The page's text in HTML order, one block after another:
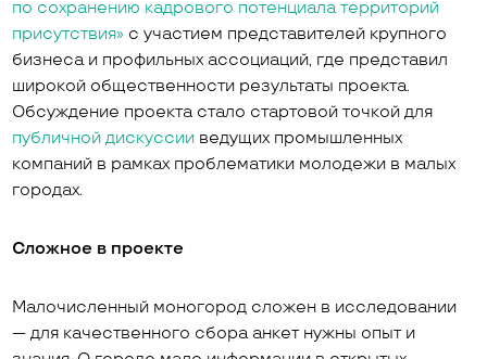
по сохранению кадрового потенциала территорий
присутствия» с участием представителей крупного
бизнеса и профильных ассоциаций, где представил
широкой общественности результаты проекта.
Обсуждение проекта стало стартовой точкой для
публичной дискуссии ведущих промышленных
компаний в рамках проблематики молодежи в малых
городах.
Сложное в проекте
Малочисленный моногород сложен в исследовании
— для качественного сбора анкет нужны опыт и